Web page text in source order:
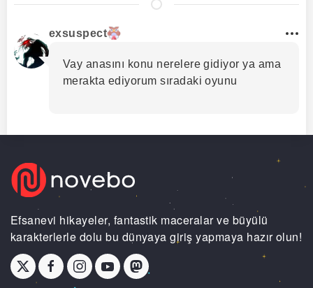
exsuspect
Vay anasını konu nerelere gidiyor ya ama
merakta ediyorum sıradaki oyunu
Efsanevi hikayeler, fantastik maceralar ve büyülü
karakterlerle dolu bu dünyaya giriş yapmaya hazır olun!